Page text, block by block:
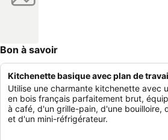
Bon à savoir
Kitchenette basique avec plan de
Utilise une charmante kitchenette avec
en bois français parfaitement brut,
à café, d'un grille-pain, d'une bouilloire,
et d'un mini-réfrigérateur.